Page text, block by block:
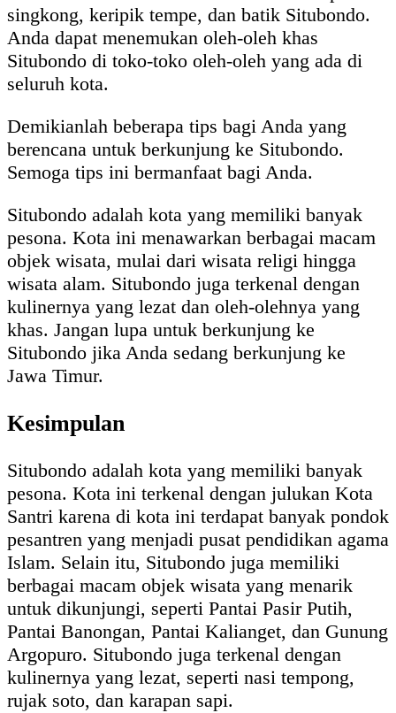
singkong, keripik tempe, dan batik Situbondo.
Anda dapat menemukan oleh-oleh khas
Situbondo di toko-toko oleh-oleh yang ada di
seluruh kota.
Demikianlah beberapa tips bagi Anda yang
berencana untuk berkunjung ke Situbondo.
Semoga tips ini bermanfaat bagi Anda.
Situbondo adalah kota yang memiliki banyak
pesona. Kota ini menawarkan berbagai macam
objek wisata, mulai dari wisata religi hingga
wisata alam. Situbondo juga terkenal dengan
kulinernya yang lezat dan oleh-olehnya yang
khas. Jangan lupa untuk berkunjung ke
Situbondo jika Anda sedang berkunjung ke
Jawa Timur.
Kesimpulan
Situbondo adalah kota yang memiliki banyak
pesona. Kota ini terkenal dengan julukan Kota
Santri karena di kota ini terdapat banyak pondok
pesantren yang menjadi pusat pendidikan agama
Islam. Selain itu, Situbondo juga memiliki
berbagai macam objek wisata yang menarik
untuk dikunjungi, seperti Pantai Pasir Putih,
Pantai Banongan, Pantai Kalianget, dan Gunung
Argopuro. Situbondo juga terkenal dengan
kulinernya yang lezat, seperti nasi tempong,
rujak soto, dan karapan sapi.